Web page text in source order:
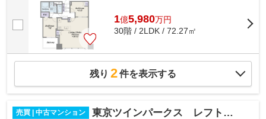
1億5,980万円
30階 / 2LDK / 72.27㎡
残り 2件を表示する
売買 | 中古マンション 東京ツインパークス レフトウイング